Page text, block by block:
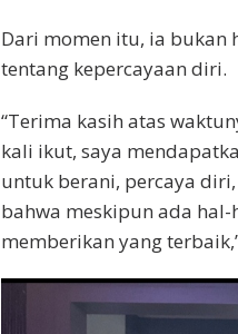
Dari momen itu, ia bukan
tentang kepercayaan diri.
“Terima kasih atas
kali ikut, saya
untuk berani, percaya
bahwa meskipun ada
memberikan yang